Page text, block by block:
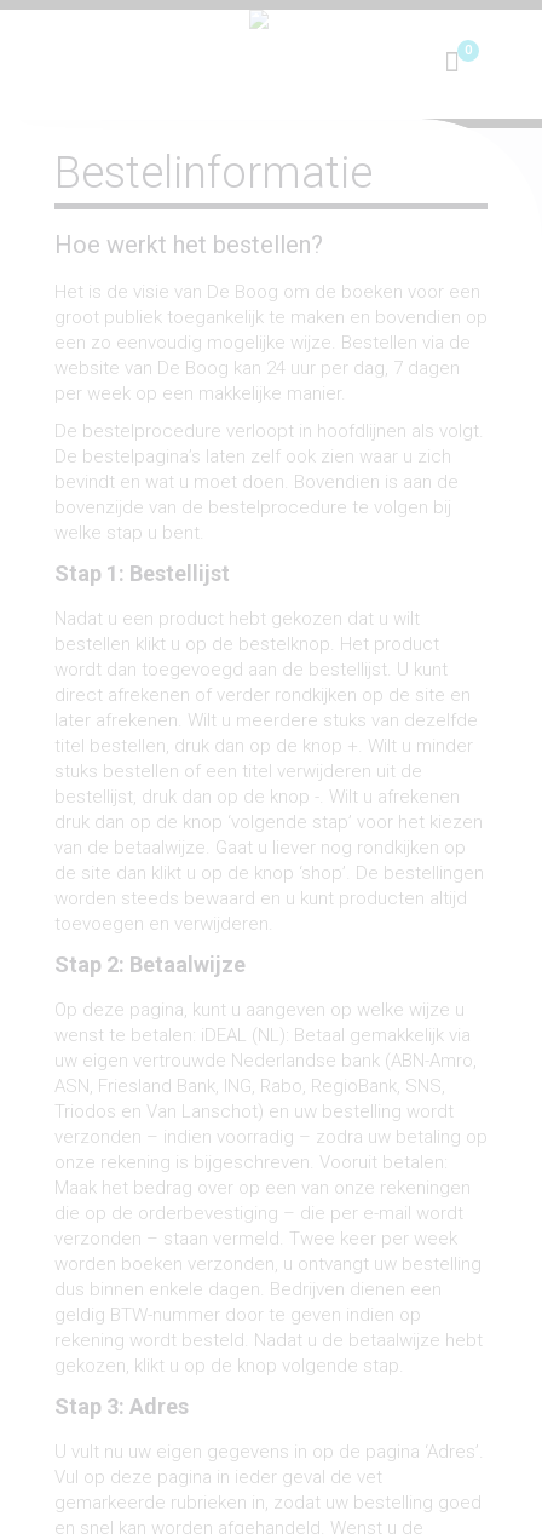
Bestelinformatie
Hoe werkt het bestellen?
Het is de visie van De Boog om de boeken voor een
groot publiek toegankelijk te maken en bovendien op
een zo eenvoudig mogelijke wijze. Bestellen via de
website van De Boog kan 24 uur per dag, 7 dagen
per week op een makkelijke manier.
De bestelprocedure verloopt in hoofdlijnen als volgt.
De bestelpagina’s laten zelf ook zien waar u zich
bevindt en wat u moet doen. Bovendien is aan de
bovenzijde van de bestelprocedure te volgen bij
welke stap u bent.
Stap 1: Bestellijst
Nadat u een product hebt gekozen dat u wilt
bestellen klikt u op de bestelknop. Het product
wordt dan toegevoegd aan de bestellijst. U kunt
direct afrekenen of verder rondkijken op de site en
later afrekenen. Wilt u meerdere stuks van dezelfde
titel bestellen, druk dan op de knop +. Wilt u minder
stuks bestellen of een titel verwijderen uit de
bestellijst, druk dan op de knop -. Wilt u afrekenen
druk dan op de knop ‘volgende stap’ voor het kiezen
van de betaalwijze. Gaat u liever nog rondkijken op
de site dan klikt u op de knop ‘shop’. De bestellingen
worden steeds bewaard en u kunt producten altijd
toevoegen en verwijderen.
Stap 2: Betaalwijze
Op deze pagina, kunt u aangeven op welke wijze u
wenst te betalen: iDEAL (NL): Betaal gemakkelijk via
uw eigen vertrouwde Nederlandse bank (ABN-Amro,
ASN, Friesland Bank, ING, Rabo, RegioBank, SNS,
Triodos en Van Lanschot) en uw bestelling wordt
verzonden – indien voorradig – zodra uw betaling op
onze rekening is bijgeschreven. Vooruit betalen:
Maak het bedrag over op een van onze rekeningen
die op de orderbevestiging – die per e-mail wordt
verzonden – staan vermeld. Twee keer per week
worden boeken verzonden, u ontvangt uw bestelling
dus binnen enkele dagen. Bedrijven dienen een
geldig BTW-nummer door te geven indien op
rekening wordt besteld. Nadat u de betaalwijze hebt
gekozen, klikt u op de knop volgende stap.
Stap 3: Adres
U vult nu uw eigen gegevens in op de pagina ‘Adres’.
Vul op deze pagina in ieder geval de vet
gemarkeerde rubrieken in, zodat uw bestelling goed
en snel kan worden afgehandeld. Wenst u de